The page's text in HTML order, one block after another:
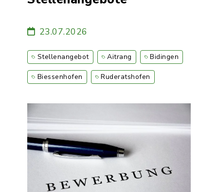
23.07.2026
Stellenangebot Aitrang Bidingen
Biessenhofen Ruderatshofen